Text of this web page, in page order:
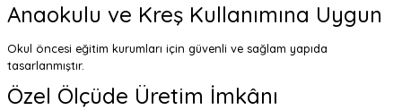
Anaokulu ve Kreş Kullanımına Uygun
Okul öncesi eğitim kurumları için güvenli ve sağlam yapıda
tasarlanmıştır.
Özel Ölçüde Üretim İmkânı